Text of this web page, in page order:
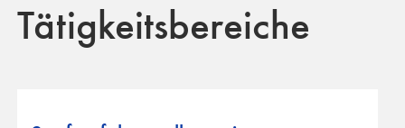
Tätigkeitsbereiche